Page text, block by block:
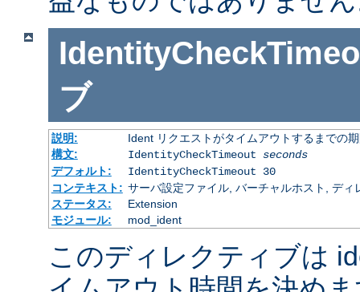
ブ
説明:
Ident リクエストがタイムアウトするまでの
構文:
IdentityCheckTimeout seconds
デフォルト:
IdentityCheckTimeout 30
コンテキスト: サーバ設定ファイル, バーチャルホスト, ディ
ステータス:
Extension
モジュール:
mod_ident
このディレクティブは